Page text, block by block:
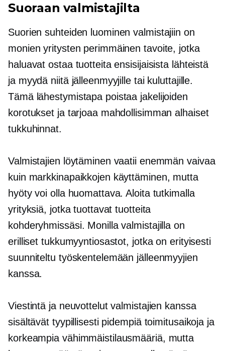
Suoraan valmistajilta
Suorien suhteiden luominen valmistajiin on
monien yritysten perimmäinen tavoite, jotka
haluavat ostaa tuotteita ensisijaisista lähteistä
ja myydä niitä jälleenmyyjille tai kuluttajille.
Tämä lähestymistapa poistaa jakelijoiden
korotukset ja tarjoaa mahdollisimman alhaiset
tukkuhinnat.
Valmistajien löytäminen vaatii enemmän vaivaa
kuin markkinapaikkojen käyttäminen, mutta
hyöty voi olla huomattava. Aloita tutkimalla
yrityksiä, jotka tuottavat tuotteita
kohderyhmissäsi. Monilla valmistajilla on
erilliset tukkumyyntiosastot, jotka on erityisesti
suunniteltu työskentelemään jälleenmyyjien
kanssa.
Viestintä ja neuvottelut valmistajien kanssa
sisältävät tyypillisesti pidempiä toimitusaikoja ja
korkeampia vähimmäistilausmääriä, mutta